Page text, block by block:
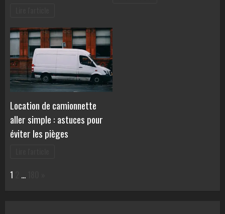
Location de camionnette
aller simple : astuces pour
éviter les pièges
Page:
1 …